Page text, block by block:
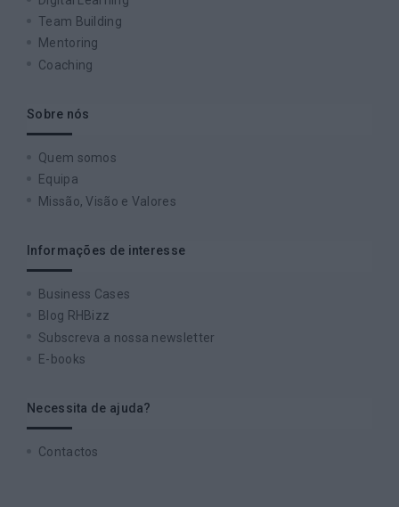
Team Building
Mentoring
Coaching
Sobre nós
Quem somos
Equipa
Missão, Visão e Valores
Informações de interesse
Business Cases
Blog RHBizz
Subscreva a nossa newsletter
E-books
Necessita de ajuda?
Contactos